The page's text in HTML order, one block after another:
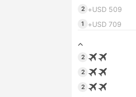
USD 509+
2
USD 709+
1
2
2
2